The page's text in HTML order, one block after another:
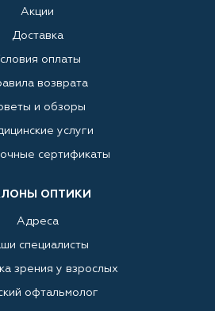
Акции
Доставка
оплаты
возврата
и обзоры
услуги
сертификаты
ОПТИКИ
Адреса
специалисты
зрения у взрослых
офтальмолог